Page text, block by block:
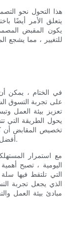
هذا التحول نحو
يتعلق الأمر أيضًا
يكون المقبض المصمم
للتغيير ، مما يشجع
في الختام ، يمكن
على تجربة التسوق
تعزيز بيئة العمل
يحول الطريقة التي
تخصيص المقابض أن
أفضل لهم ، مع تعزيز الاستدامة ونهج أكثر وعيا للتسوق.
مع استمرار
اليومية ، تصبح
التي تلتقط فيها
الذي يجعل تجربة
مبادئ بيئة العمل